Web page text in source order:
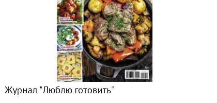
Журнал "Люблю готовить"
Пастынер с тыквой
Теплый салат с индейкой и шампиньонами
Мастер-класс "Фриттата с овощами"